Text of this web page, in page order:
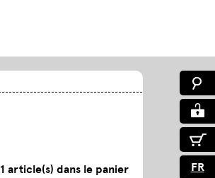
FR
1 article(s) dans le panier